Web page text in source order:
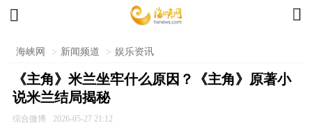
 
海峡网 > 新闻频道 > 娱乐资讯
《主角》米兰坐牢什么原因？《主角》原著小
说米兰结局揭秘
综合微博 2026-05-27 21:12